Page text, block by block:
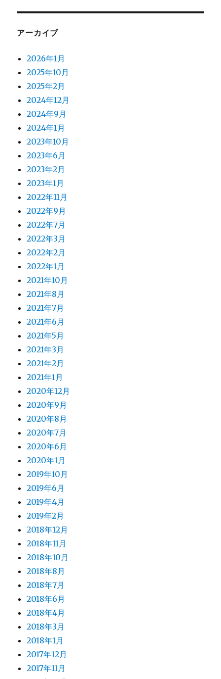
アーカイブ
2026年1月
2025年10月
2025年2月
2024年12月
2024年9月
2024年1月
2023年10月
2023年6月
2023年2月
2023年1月
2022年11月
2022年9月
2022年7月
2022年3月
2022年2月
2022年1月
2021年10月
2021年8月
2021年7月
2021年6月
2021年5月
2021年3月
2021年2月
2021年1月
2020年12月
2020年9月
2020年8月
2020年7月
2020年6月
2020年1月
2019年10月
2019年6月
2019年4月
2019年2月
2018年12月
2018年11月
2018年10月
2018年8月
2018年7月
2018年6月
2018年4月
2018年3月
2018年1月
2017年12月
2017年11月